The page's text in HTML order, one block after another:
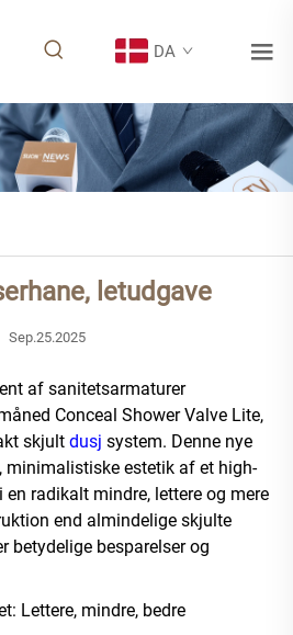
DA
letudgave
Sep.25.2025
af sanitetsarmaturer
Conceal Shower Valve Lite,
skjult dusj system. Denne nye
minimalistiske estetik af et high-
radikalt mindre, lettere og mere
end almindelige skjulte
betydelige besparelser og
Lettere, mindre, bedre